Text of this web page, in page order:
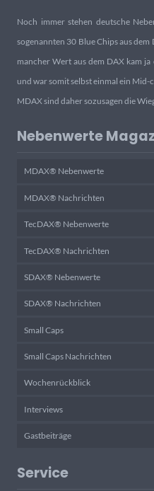
Noch immer stehen deutsche
sogenannten 30 Blue Chips aus
mancher Wert aus dem DAX kam
und war somit selbst einmal ein Mid-
MDAX sind daher sozusagen die
Nebenwerte
MDAX® Nebenwerte
MDAX® Nachrichten
TecDAX® Nebenwerte
TecDAX® Nachrichten
SDAX® Nebenwerte
SDAX® Nachrichten
Small Caps
Small Caps Nachrichten
Wochenrückblick
Interviews
Gastbeiträge
Service